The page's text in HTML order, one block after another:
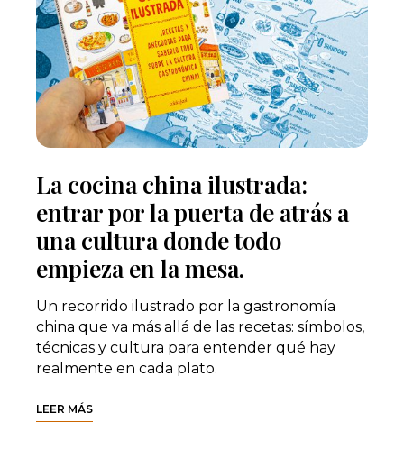
La cocina china ilustrada:
entrar por la puerta de atrás a
una cultura donde todo
empieza en la mesa.
Un recorrido ilustrado por la gastronomía
china que va más allá de las recetas: símbolos,
técnicas y cultura para entender qué hay
realmente en cada plato.
LEER MÁS